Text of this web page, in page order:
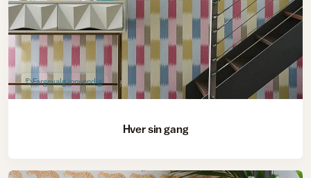
Fargevalg innvendig
Hver sin gang